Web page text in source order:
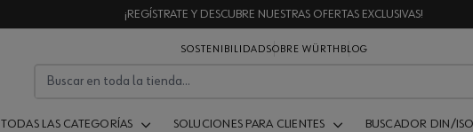
¡REGÍSTRATE Y DESCUBRE NUESTRAS OFERTAS EXCLUSIVAS!
SOSTENIBILIDADSOBRE WÜRTH BLOG
TODAS LAS CATEGORÍAS SOLUCIONES PARA CLIENTES BUSCADOR DIN/ISO